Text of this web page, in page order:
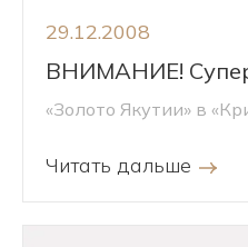
29.12.2008
ВНИМАНИЕ!
«Золото Якутии» в
Читать дальше